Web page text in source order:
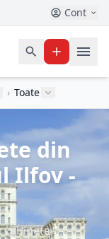
Cont
› Toate
din
Ilfov -
cabinete